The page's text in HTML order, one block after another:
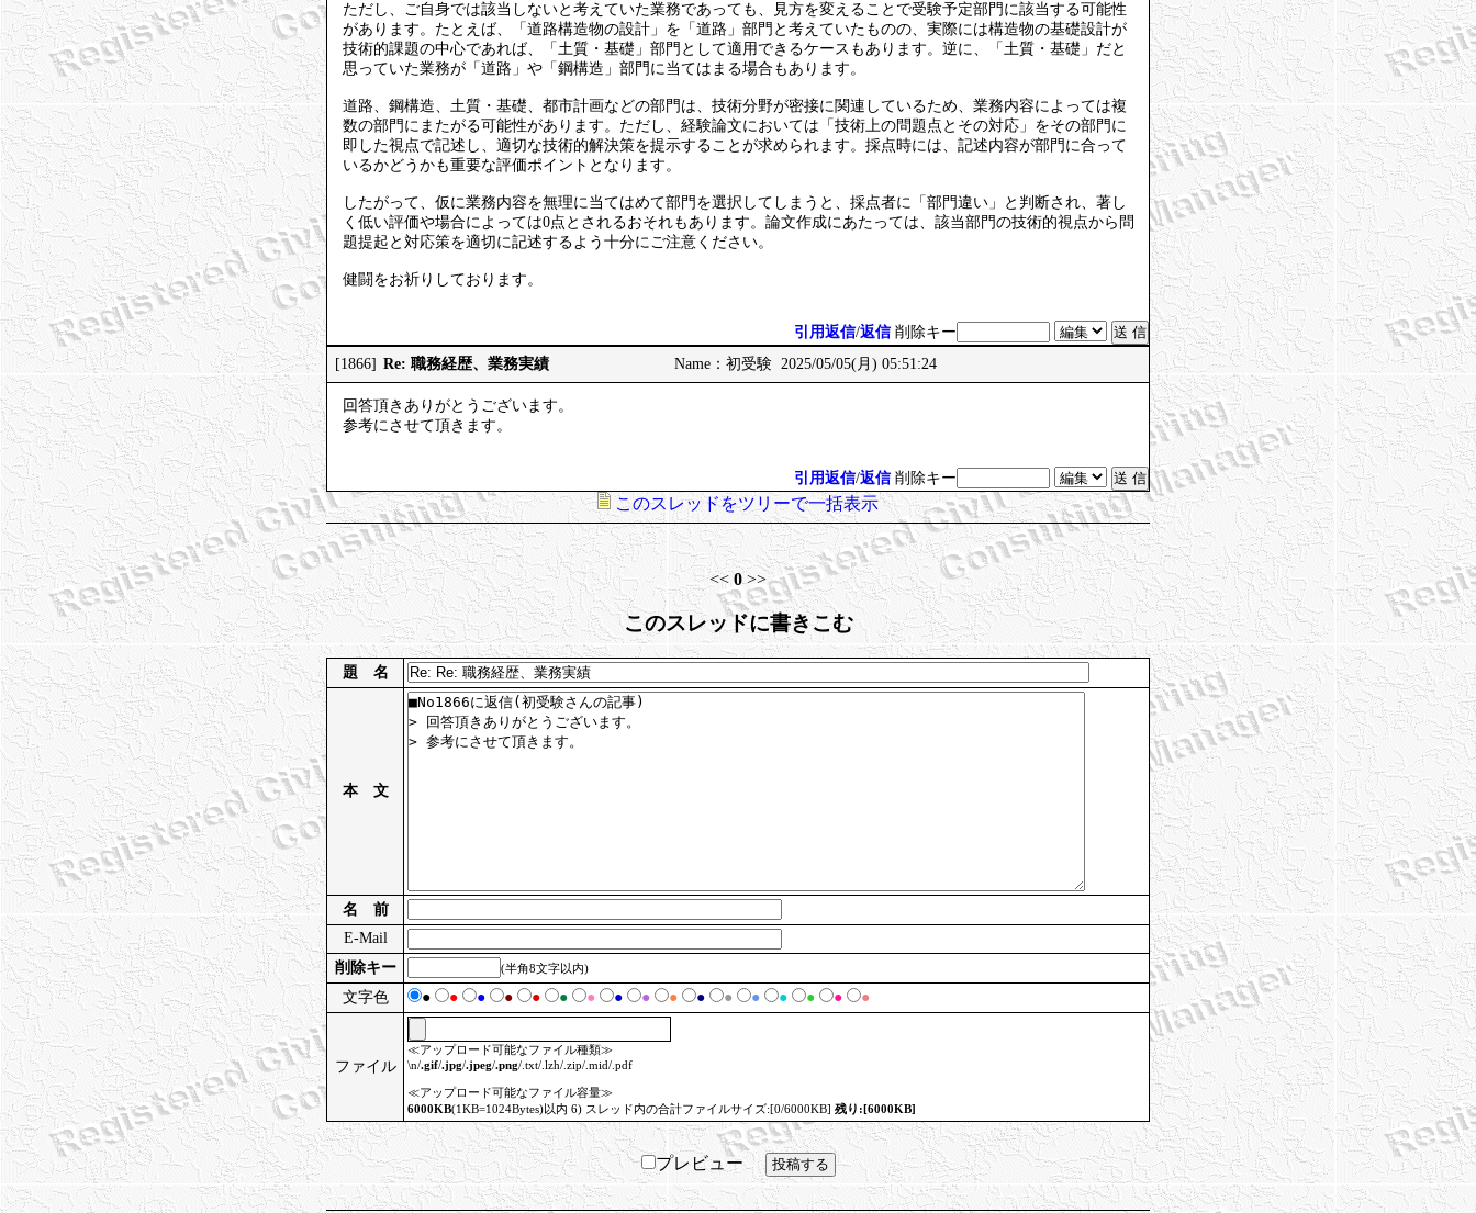
ただし、ご自身では該当しないと考えていた業務であっても、見方を変えることで受験予定部門に該当する可能性
があります。たとえば、「道路構造物の設計」を「道路」部門と考えていたものの、実際には構造物の基礎設計が
技術的課題の中心であれば、「土質・基礎」部門として適用できるケースもあります。逆に、「土質・基礎」だと
思っていた業務が「道路」や「鋼構造」部門に当てはまる場合もあります。
道路、鋼構造、土質・基礎、都市計画などの部門は、技術分野が密接に関連しているため、業務内容によっては複
数の部門にまたがる可能性があります。ただし、経験論文においては「技術上の問題点とその対応」をその部門に
即した視点で記述し、適切な技術的解決策を提示することが求められます。採点時には、記述内容が部門に合って
いるかどうかも重要な評価ポイントとなります。
したがって、仮に業務内容を無理に当てはめて部門を選択してしまうと、採点者に「部門違い」と判断され、著し
く低い評価や場合によっては0点とされるおそれもあります。論文作成にあたっては、該当部門の技術的視点から問
題提起と対応策を適切に記述するよう十分にご注意ください。
健闘をお祈りしております。
引用返信/返信 削除キー
[1866] Re: 職務経歴、業務実績 Name：初受験 2025/05/05(月) 05:51:24
回答頂きありがとうございます。
参考にさせて頂きます。
引用返信/返信 削除キー
このスレッドをツリーで一括表示
<< 0>>
このスレッドに書きこむ
題 名
本 文
名 前
E-Mail
削除キー
(半角8文字以内)
文字色 ● ● ● ● ● ● ● ● ● ● ● ● ● ● ● ● ●
ファイル
≪アップロード可能なファイル種類≫
\n/.gif/.jpg/.jpeg/.png/.txt/.lzh/.zip/.mid/.pdf
≪アップロード可能なファイル容量≫
6000KB(1KB=1024Bytes)以内 6) スレッド内の合計ファイルサイズ:[0/6000KB] 残り:[6000KB]
プレビュー